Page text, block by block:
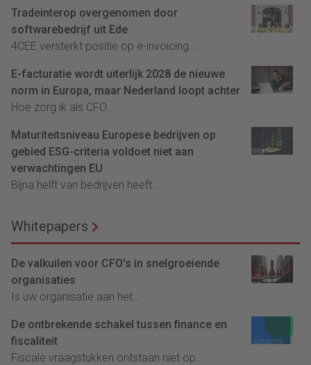
Tradeinterop overgenomen door
softwarebedrijf uit Ede
4CEE versterkt positie op e-invoicing...
E-facturatie wordt uiterlijk 2028 de nieuwe
norm in Europa, maar Nederland loopt achter
Hoe zorg ik als CFO...
Maturiteitsniveau Europese bedrijven op
gebied ESG-criteria voldoet niet aan
verwachtingen EU
Bijna helft van bedrijven heeft...
Whitepapers
De valkuilen voor CFO’s in snelgroeiende
organisaties
Is uw organisatie aan het...
De ontbrekende schakel tussen finance en
fiscaliteit
Fiscale vraagstukken ontstaan niet op...